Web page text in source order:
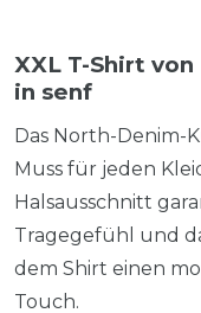
XXL T-Shirt
in senf
Das North-Denim-
Muss für jeden
Halsausschnitt
Tragegefühl und
dem Shirt einen
Touch.